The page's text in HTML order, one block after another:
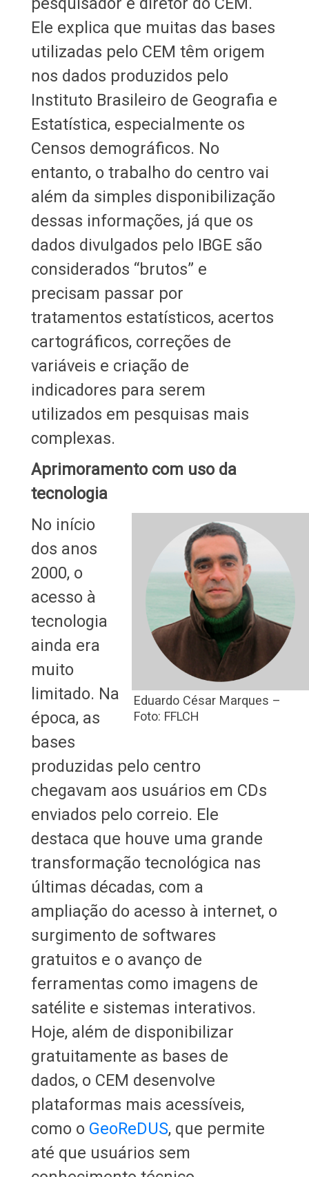
Ele explica que muitas das bases
utilizadas pelo CEM têm origem
nos dados produzidos pelo
Instituto Brasileiro de Geografia e
Estatística, especialmente os
Censos demográficos. No
entanto, o trabalho do centro vai
além da simples disponibilização
dessas informações, já que os
dados divulgados pelo IBGE são
considerados “brutos” e
precisam passar por
tratamentos estatísticos, acertos
cartográficos, correções de
variáveis e criação de
indicadores para serem
utilizados em pesquisas mais
complexas.
Aprimoramento com uso da
tecnologia
Eduardo César Marques –
Foto: FFLCH
No início
dos anos
2000, o
acesso à
tecnologia
ainda era
muito
limitado. Na
época, as
bases
produzidas pelo centro
chegavam aos usuários em CDs
enviados pelo correio. Ele
destaca que houve uma grande
transformação tecnológica nas
últimas décadas, com a
ampliação do acesso à internet, o
surgimento de softwares
gratuitos e o avanço de
ferramentas como imagens de
satélite e sistemas interativos.
Hoje, além de disponibilizar
gratuitamente as bases de
dados, o CEM desenvolve
plataformas mais acessíveis,
como o GeoReDUS, que permite
até que usuários sem